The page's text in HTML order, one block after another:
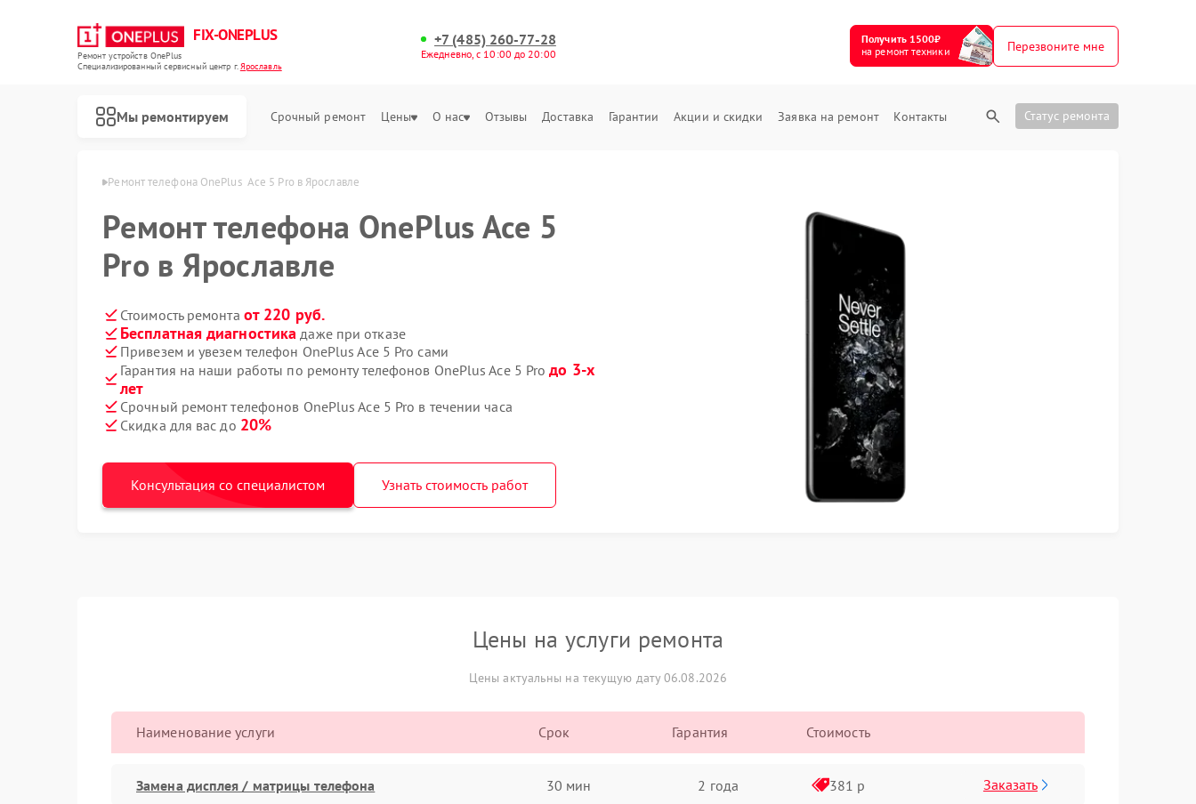
FIX-ONEPLUS
Ремонт устройств OnePlus
Специализированный cервисный центр г.Ярославль
+7 (485) 260-77-28
Ежедневно, с 10:00 до 20:00
Получить 1500₽
на ремонт техники
Перезвоните мне
Мы ремонтируем Срочный ремонт Цены О нас Отзывы Доставка Гарантии Акции и скидки Заявка на ремонт Контакты Статус ремонта
в Ярославле Ремонт телефона OnePlus  Ace 5 Pro в Ярославле
Ремонт телефона OnePlus Ace 5
Pro в Ярославле
Стоимость ремонта от 220 руб.
Бесплатная диагностика даже при отказе
Привезем и увезем телефон OnePlus Ace 5 Pro сами
Гарантия на наши работы по ремонту телефонов OnePlus Ace 5 Proдо 3-х
лет
Срочный ремонт телефонов OnePlus Ace 5 Pro в течении часа
Скидка для вас до 20%
Консультация со специалистом Узнать стоимость работ
Цены на услуги ремонта
Цены актуальны на текущую дату 06.08.2026
Наименование услуги Срок Гарантия Стоимость
Замена дисплея / матрицы телефона 30 мин 2 года 381 р Заказать